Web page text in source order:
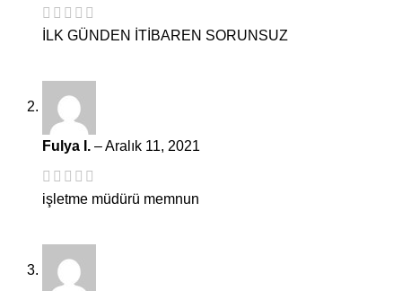
İLK GÜNDEN İTİBAREN SORUNSUZ
Fulya I. –Aralık 11, 2021
işletme müdürü memnun